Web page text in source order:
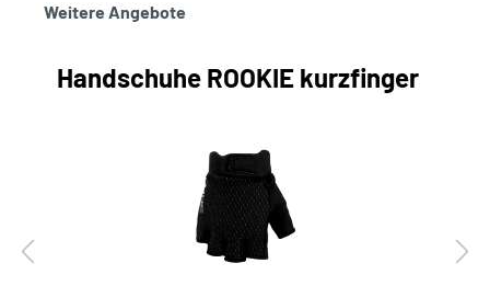
Weitere Angebote
Handschuhe ROOKIE kurzfinger